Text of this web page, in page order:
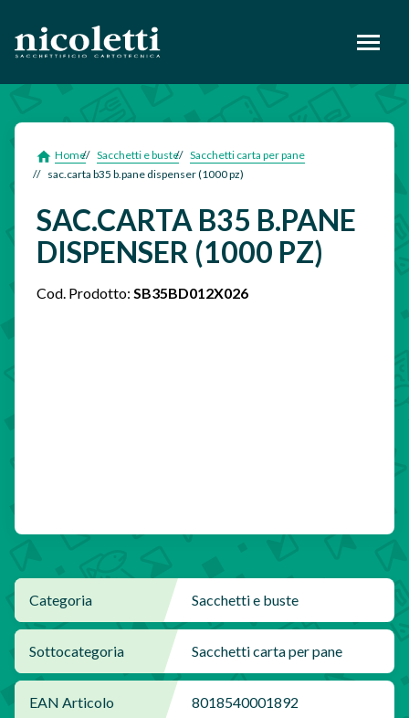
footer
Home Sacchetti e buste
Sacchetti carta per pane
sac.carta b35 b.pane dispenser (1000 pz)
SAC.CARTA B35 B.PANE
DISPENSER (1000 PZ)
Cod. Prodotto: SB35BD012X026
Categoria Sacchetti e buste
Sottocategoria Sacchetti carta per pane
EAN Articolo 8018540001892